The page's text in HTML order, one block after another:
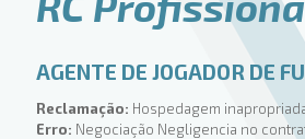
AGENTE DE JOGADOR DE
Reclamação: Hospedagem
Erro: Negociação Negligencia no